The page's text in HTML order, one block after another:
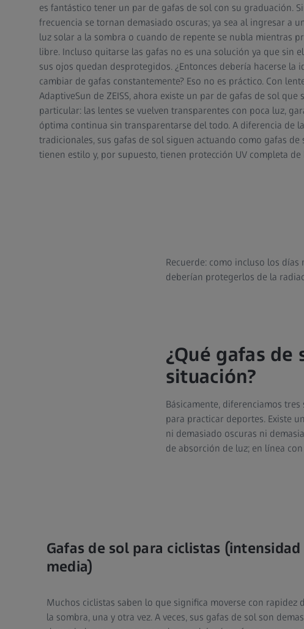
es fantástico tener un par de gafas de sol con su graduación.
frecuencia se tornan demasiado oscuras; ya sea al ingresar a
luz solar a la sombra o cuando de repente se nubla mientras
libre. Incluso quitarse las gafas no es una solución ya que sin
sus ojos quedan desprotegidos. ¿Entonces debería hacerse la
cambiar de gafas constantemente? Eso no es práctico. Con
AdaptiveSun de ZEISS, ahora existe un par de gafas de sol que
particular: las lentes se vuelven transparentes con poca luz,
óptima continua sin transparentarse del todo. A diferencia de
tradicionales, sus gafas de sol siguen actuando como gafas de
tienen estilo y, por supuesto, tienen protección UV completa de
Recuerde: como incluso los
deberían protegerlos de la
¿Qué gafas de
situación?
Básicamente, diferenciamos
para practicar deportes. Existe
ni demasiado oscuras ni
de absorción de luz; en línea
Gafas de sol para ciclistas
media)
Muchos ciclistas saben lo que significa moverse con rapidez
la sombra, una y otra vez. A veces, sus gafas de sol son